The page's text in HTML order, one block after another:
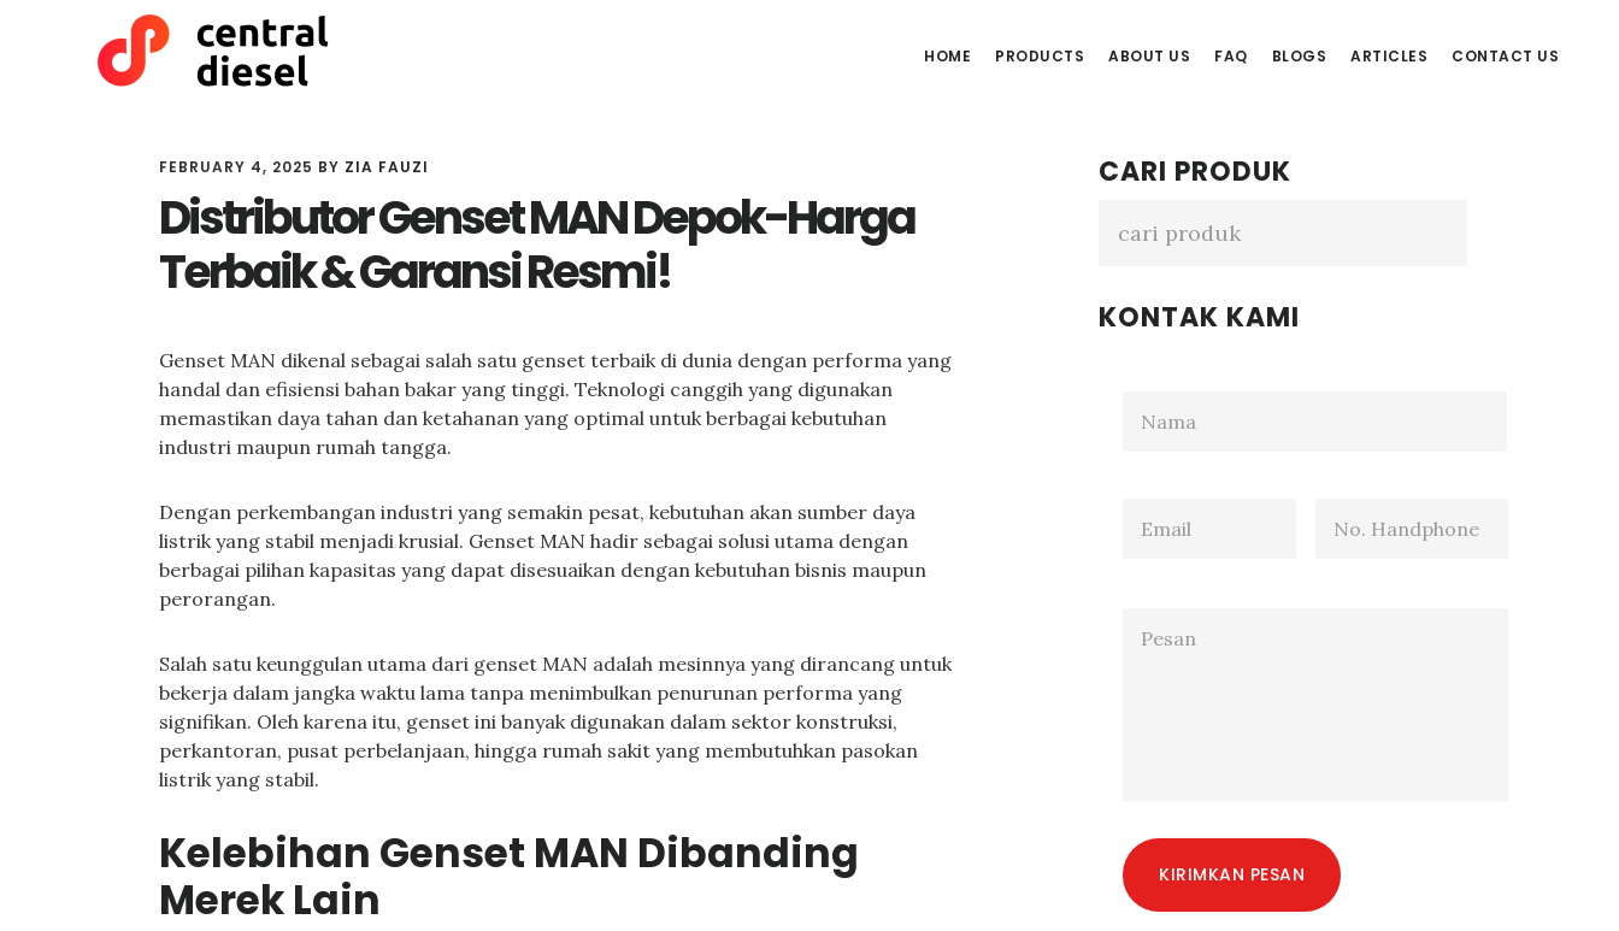
HOME PRODUCTS ABOUT US FAQ BLOGS ARTICLES CONTACT US
FEBRUARY 4, 2025 BY ZIA FAUZI
Distributor Genset MAN Depok-Harga
Terbaik & Garansi Resmi!
Genset MAN dikenal sebagai salah satu genset terbaik di dunia dengan performa yang
handal dan efisiensi bahan bakar yang tinggi. Teknologi canggih yang digunakan
memastikan daya tahan dan ketahanan yang optimal untuk berbagai kebutuhan
industri maupun rumah tangga.
Dengan perkembangan industri yang semakin pesat, kebutuhan akan sumber daya
listrik yang stabil menjadi krusial. Genset MAN hadir sebagai solusi utama dengan
berbagai pilihan kapasitas yang dapat disesuaikan dengan kebutuhan bisnis maupun
perorangan.
Salah satu keunggulan utama dari genset MAN adalah mesinnya yang dirancang untuk
bekerja dalam jangka waktu lama tanpa menimbulkan penurunan performa yang
signifikan. Oleh karena itu, genset ini banyak digunakan dalam sektor konstruksi,
perkantoran, pusat perbelanjaan, hingga rumah sakit yang membutuhkan pasokan
listrik yang stabil.
Kelebihan Genset MAN Dibanding
Merek Lain
Primary
Sidebar
CARI PRODUK
KONTAK KAMI
KIRIMKAN PESAN